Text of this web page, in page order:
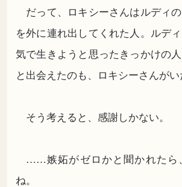
だって、ロキシーさんはルディ
を外に連れ出してくれた人。ルデ
気で生きようと思ったきっかけの
と出会えたのも、ロキシーさんがい
そう考えると、感謝しかない。
……嫉妬がゼロかと聞かれたら
ね。